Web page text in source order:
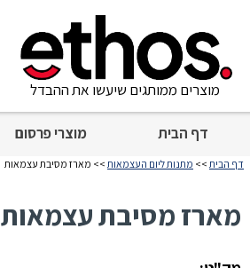
דף הבית מוצרי פרסום
מוצרים ממותגים שיעשו את ההבדל
דף הבית >> מתנות ליום העצמאות >> מארז מסיבת עצמאות
מארז מסיבת עצמאות